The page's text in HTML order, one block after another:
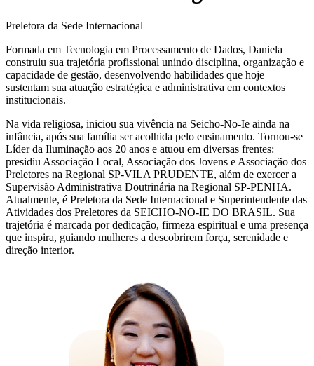
Preletora da Sede Internacional
Formada em Tecnologia em Processamento de Dados, Daniela
construiu sua trajetória profissional unindo disciplina, organização e
capacidade de gestão, desenvolvendo habilidades que hoje
sustentam sua atuação estratégica e administrativa em contextos
institucionais.
Na vida religiosa, iniciou sua vivência na Seicho-No-Ie ainda na
infância, após sua família ser acolhida pelo ensinamento. Tornou-se
Líder da Iluminação aos 20 anos e atuou em diversas frentes:
presidiu Associação Local, Associação dos Jovens e Associação dos
Preletores na Regional SP-VILA PRUDENTE, além de exercer a
Supervisão Administrativa Doutrinária na Regional SP-PENHA.
Atualmente, é Preletora da Sede Internacional e Superintendente das
Atividades dos Preletores da SEICHO-NO-IE DO BRASIL. Sua
trajetória é marcada por dedicação, firmeza espiritual e uma presença
que inspira, guiando mulheres a descobrirem força, serenidade e
direção interior.